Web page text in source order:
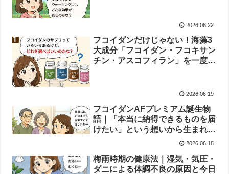
2026.06.22
フコイダンだけじゃない！海藻3
大成分「フコイダン・フコキサン
チン・アスコフィラン」を一度に
2026.06.19
フコイダンAFプレミアム誕生物
語｜「本当に納得できるものを届
けたい」という想いから生まれた
2026.06.18
梅雨時期の健康法｜湿気・気圧・
ダニによる体調不良の原因と今日